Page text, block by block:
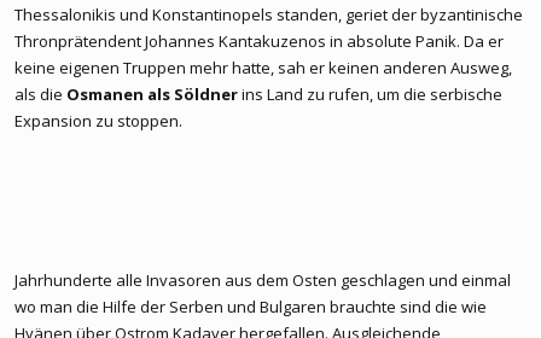
Thessalonikis und Konstantinopels standen, geriet der byzantinische
Thronprätendent Johannes Kantakuzenos in absolute Panik. Da er
keine eigenen Truppen mehr hatte, sah er keinen anderen Ausweg,
als die Osmanen als Söldnerins Land zu rufen, um die serbische
Expansion zu stoppen.
Jahrhunderte alle Invasoren aus dem Osten geschlagen und einmal
wo man die Hilfe der Serben und Bulgaren brauchte sind die wie
Hyänen über Ostrom Kadaver hergefallen. Ausgleichende